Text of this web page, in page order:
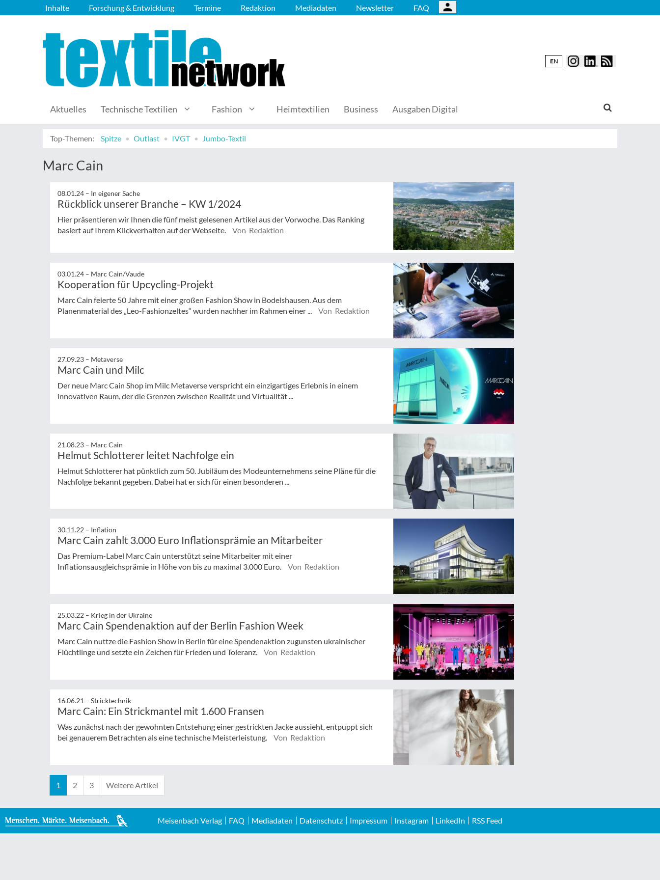
Inhalte Forschung & Entwicklung Termine Redaktion Mediadaten Newsletter FAQ
EN
Aktuelles Technische Textilien Fashion Heimtextilien Business Ausgaben Digital
Top-Themen: Spitze Outlast IVGT Jumbo-Textil
Marc Cain
08.01.24 – In eigener Sache
Rückblick unserer Branche – KW 1/2024
Hier präsentieren wir Ihnen die fünf meist gelesenen Artikel aus der Vorwoche. Das Ranking
basiert auf Ihrem Klickverhalten auf der Webseite.
Von Redaktion
03.01.24 – Marc Cain/Vaude
Kooperation für Upcycling-Projekt
Marc Cain feierte 50 Jahre mit einer großen Fashion Show in Bodelshausen. Aus dem
Planenmaterial des „Leo-Fashionzeltes“ wurden nachher im Rahmen einer ...
Von Redaktion
27.09.23 – Metaverse
Marc Cain und Milc
Der neue Marc Cain Shop im Milc Metaverse verspricht ein einzigartiges Erlebnis in einem
innovativen Raum, der die Grenzen zwischen Realität und Virtualität ...
21.08.23 – Marc Cain
Helmut Schlotterer leitet Nachfolge ein
Helmut Schlotterer hat pünktlich zum 50. Jubiläum des Modeunternehmens seine Pläne für die
Nachfolge bekannt gegeben. Dabei hat er sich für einen besonderen ...
30.11.22 – Inflation
Marc Cain zahlt 3.000 Euro Inflationsprämie an Mitarbeiter
Das Premium-Label Marc Cain unterstützt seine Mitarbeiter mit einer
Inflationsausgleichsprämie in Höhe von bis zu maximal 3.000 Euro.
Von Redaktion
25.03.22 – Krieg in der Ukraine
Marc Cain Spendenaktion auf der Berlin Fashion Week
Marc Cain nuttze die Fashion Show in Berlin für eine Spendenaktion zugunsten ukrainischer
Flüchtlinge und setzte ein Zeichen für Frieden und Toleranz.
Von Redaktion
16.06.21 – Stricktechnik
Marc Cain: Ein Strickmantel mit 1.600 Fransen
Was zunächst nach der gewohnten Entstehung einer gestrickten Jacke aussieht, entpuppt sich
bei genauerem Betrachten als eine technische Meisterleistung.
Von Redaktion
1 2 3 Weitere Artikel
Meisenbach Verlag FAQ Mediadaten Datenschutz Impressum Instagram LinkedIn RSS Feed